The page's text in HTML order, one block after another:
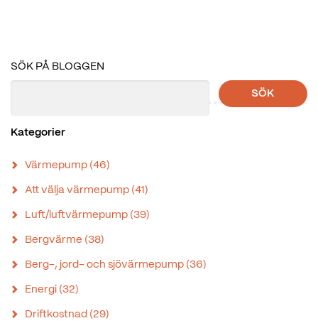
SÖK PÅ BLOGGEN
SÖK
Kategorier
Värmepump (46)
Att välja värmepump (41)
Luft/luftvärmepump (39)
Bergvärme (38)
Berg-, jord- och sjövärmepump (36)
Energi (32)
Driftkostnad (29)